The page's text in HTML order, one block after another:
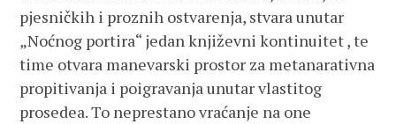
pjesničkih i proznih ostvarenja, stvara unutar
„Noćnog portira“ jedan književni kontinuitet , te
time otvara manevarski prostor za metanarativna
propitivanja i poigravanja unutar vlastitog
prosedea. To neprestano vraćanje na one